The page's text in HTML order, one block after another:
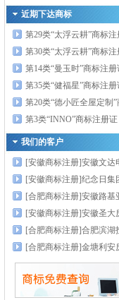
近期下达商标
第29类“太浮云耕”商标
第30类“太浮云耕”商标
第14类“曼玉时”商标注册
第35类“健福星”商标注册
第20类“德小匠全屋定制”
第3类“INNO”商标注册证
我们的客户
[安徽商标注册]安徽文达
[安徽商标注册]纪念日集
[合肥商标注册]安徽路基
[安徽商标注册]安徽圣大
[合肥商标注册]合肥滨湖
[合肥商标注册]金塘利安